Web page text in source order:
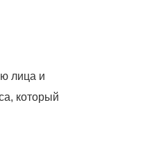
лица и
который